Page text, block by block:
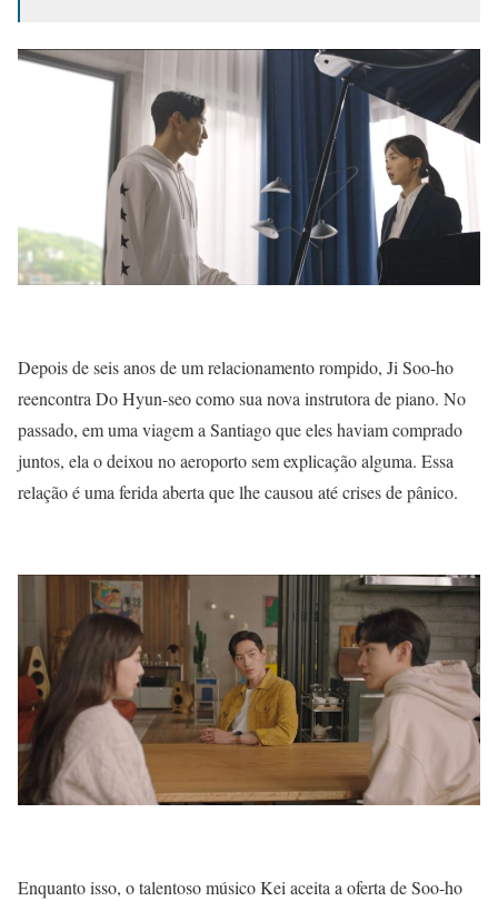
Depois de seis anos de um relacionamento rompido, Ji Soo-ho
reencontra Do Hyun-seo como sua nova instrutora de piano. No
passado, em uma viagem a Santiago que eles haviam comprado
juntos, ela o deixou no aeroporto sem explicação alguma. Essa
relação é uma ferida aberta que lhe causou até crises de pânico.
Enquanto isso, o talentoso músico Kei aceita a oferta de Soo-ho